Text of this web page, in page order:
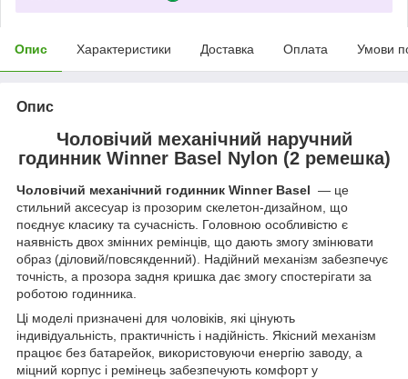
Опис Характеристики Доставка Оплата Умови
Опис
Чоловічий механічний наручний
годинник Winner Basel Nylon (2 ремешка)
Чоловічий механічний годинник Winner Basel — це
стильний аксесуар із прозорим скелетон-дизайном, що
поєднує класику та сучасність. Головною особливістю є
наявність двох змінних ремінців, що дають змогу змінювати
образ (діловий/повсякденний). Надійний механізм забезпечує
точність, а прозора задня кришка дає змогу спостерігати за
роботою годинника.
Ці моделі призначені для чоловіків, які цінують
індивідуальність, практичність і надійність. Якісний механізм
працює без батарейок, використовуючи енергію заводу, а
міцний корпус і ремінець забезпечують комфорт у